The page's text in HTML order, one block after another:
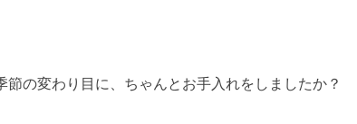
の変わり目に、ちゃんとお手入れをしましたか？